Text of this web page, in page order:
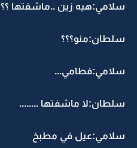
سلامي:هيه زين ..ماشفتها ؟؟
سلطان:منو؟؟؟
سلامي:فطامي...
سلطان:لا ماشفتها ........
سلامي:عيل في مطبخ